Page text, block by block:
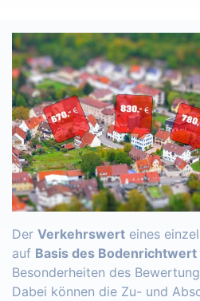
Der Verkehrswert eines
auf Basis des Bodenrichtwert
Besonderheiten des
Dabei können die Zu- und